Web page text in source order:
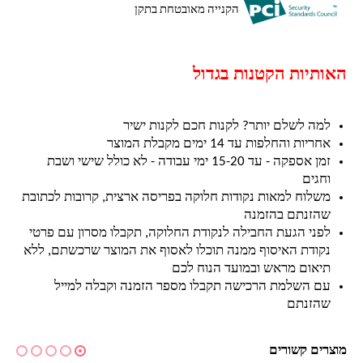
הקנייה מאובטחת בתקן
האותיות הקטנות בגדול
למה לשלם יותר? לקנות חכם לקנות ישיר
אחריות והחלפות עד 14 ימים מקבלת המוצר
זמן אספקה - עד 15-20 ימי עבודה - לא כולל שישי ושבת
וחגים
משלוח למאות נקודות חלוקה בפריסה ארצית, קרובות לכתובת
שהזנתם בהזמנה
לפני הגעת החבילה לנקודת החלוקה, תקבלו מסרון עם פרטי
נקודת האיסוף ממנה תוכלו לאסוף את המוצר שרכשתם, ללא
תיאום מראש ובמועד הנוח לכם
עם השלמת הרכישה תקבלו מספר הזמנה וקבלה למייל
שהזנתם
מוצרים קשורים